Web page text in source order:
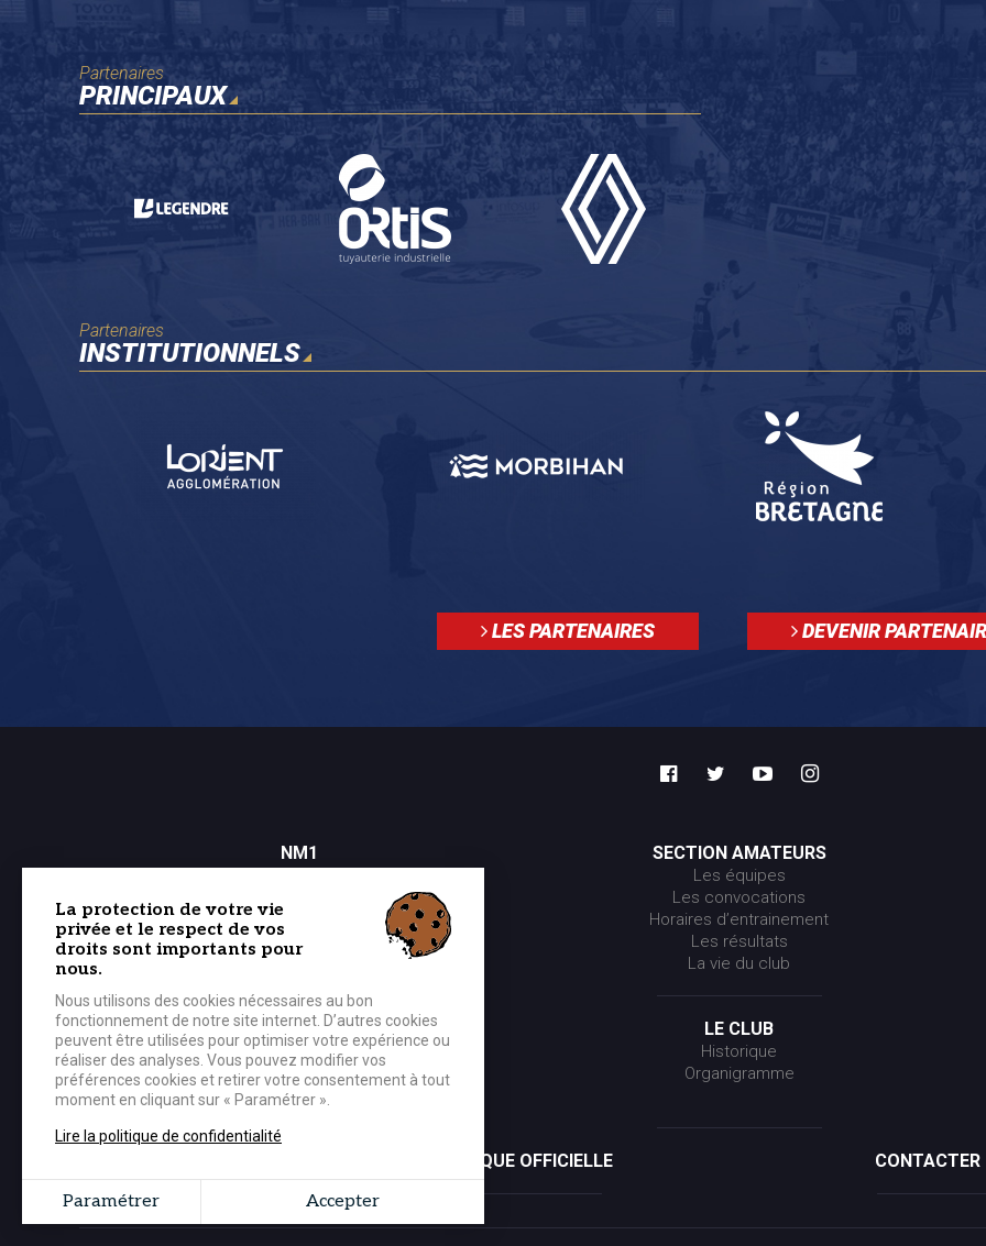
Partenaires
PRINCIPAUX
Partenaires
INSTITUTIONNELS
LES PARTENAIRES DEVENIR
NM1
Classement
Tarifs des matchs
SECTION AMATEURS
Les équipes
Les convocations
Horaires d’entrainement
Les résultats
La vie du club
PARTENAIRES
Les partenaires
Les événements
Les offres partenaires
LE CLUB
Historique
Organigramme
BOUTIQUE OFFICIELLE CONTACTER
La protection de votre vie
privée et le respect de vos
droits sont importants pour
nous.
Nous utilisons des cookies nécessaires au bon
fonctionnement de notre site internet. D’autres cookies
peuvent être utilisées pour optimiser votre expérience ou
réaliser des analyses. Vous pouvez modifier vos
préférences cookies et retirer votre consentement à tout
moment en cliquant sur « Paramétrer ».
Lire la politique de confidentialité
Paramétrer Accepter